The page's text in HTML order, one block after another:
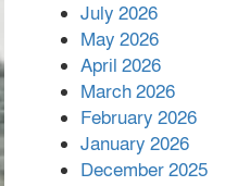
July 2026
May 2026
April 2026
March 2026
February 2026
January 2026
December 2025